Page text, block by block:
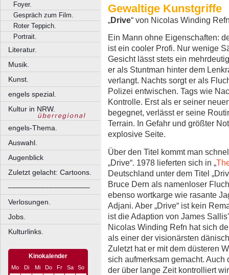
Foyer.
Gespräch zum Film.
Roter Teppich.
Portrait.
Literatur.
Musik.
Kunst.
engels spezial.
Kultur in NRW.
engels-Thema.
Auswahl.
Augenblick
Zuletzt gelacht: Cartoons.
––––––––––––––––––––
Verlosungen.
Jobs.
Kulturlinks.
Kinokalender
Mo Di Mi Do Fr Sa
So
Gewaltige Kunstgriffe
„Drive“ von Nicolas Winding
Ein Mann ohne Eigenschaften:
ist ein cooler Profi. Nur wenige
Gesicht lässt stets ein
er als Stuntman hinter dem
verlangt. Nachts sorgt er als
Polizei entwischen. Tags wie
Kontrolle. Erst als er seiner
begegnet, verlässt er seine
Terrain. In Gefahr und größter
explosive Seite.
Über den Titel kommt man
„Drive“. 1978 lieferten sich in „
Deutschland unter dem Titel
Bruce Dern als namenloser
ebenso wortkarge wie rasante
Adjani. Aber „Drive“ ist kein
ist die Adaption von James
Nicolas Winding Refn hat sich
als einer der visionärsten
Zuletzt hat er mit dem düsteren
sich aufmerksam gemacht.
der über lange Zeit kontrolliert